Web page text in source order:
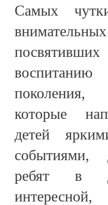
Самых
воспитанию
поколения,
которые
детей
событиями,
ребят в